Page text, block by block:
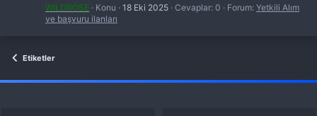
WILDROSE
Konu 18 Eki 2025 Cevaplar: 0 Forum: Yetkili Alım
ve başvuru ilanları
Etiketler